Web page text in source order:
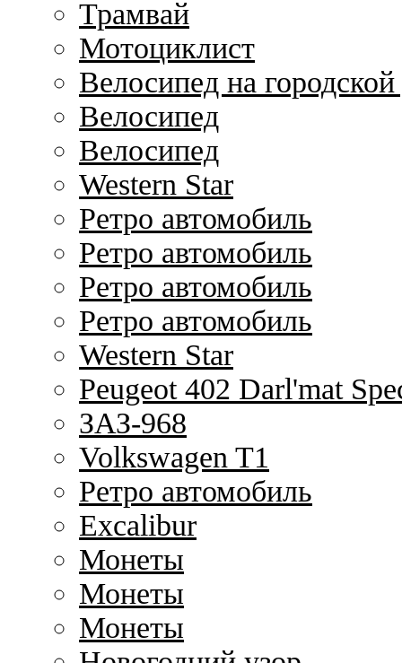
Трамвай
Мотоциклист
Велосипед на
Велосипед
Велосипед
Western Star
Ретро автомобиль
Ретро автомобиль
Ретро автомобиль
Ретро автомобиль
Western Star
Peugeot 402 Darl'mat
ЗАЗ-968
Volkswagen T1
Ретро автомобиль
Excalibur
Монеты
Монеты
Монеты